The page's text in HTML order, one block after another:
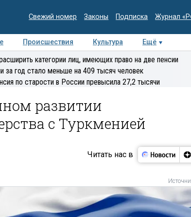
Свежий номер Законы Подписка Журнал
Происшествия Культура Ещё
Медиацентр Интервью Колумнисты
категории лиц, имеющих право на две пенсии
за год стало меньше на 409 тысяч человек
по старости в России превысила 27,2 тысячи
развитии
с Туркменией
Читать нас в